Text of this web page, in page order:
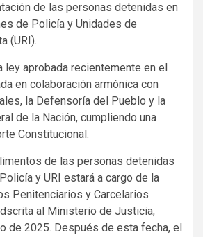
de las personas detenidas en
de Policía y Unidades de
(URI).
aprobada recientemente en el
en colaboración armónica con
la Defensoría del Pueblo y la
de la Nación, cumpliendo una
Constitucional.
de las personas detenidas
y URI estará a cargo de la
Penitenciarios y Carcelarios
al Ministerio de Justicia,
de 2025. Después de esta fecha, el